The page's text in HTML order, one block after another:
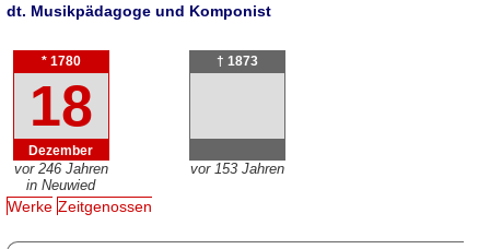
dt. Musikpädagoge und Komponist
* 1780
18
Dezember
vor 246 Jahren
in Neuwied
† 1873
vor 153 Jahren
Werke Zeitgenossen